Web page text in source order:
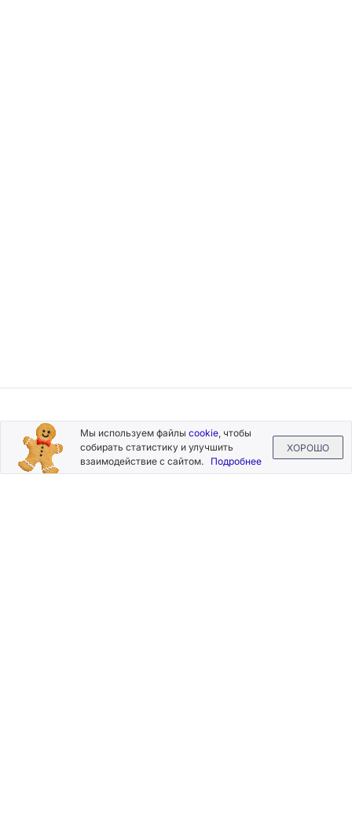
Подписывайтесь
на новости и акции
Мы используем файлы cookie, чтобы
собирать статистику и улучшить
взаимодействие с сайтом. Подробнее
ХОРОШО